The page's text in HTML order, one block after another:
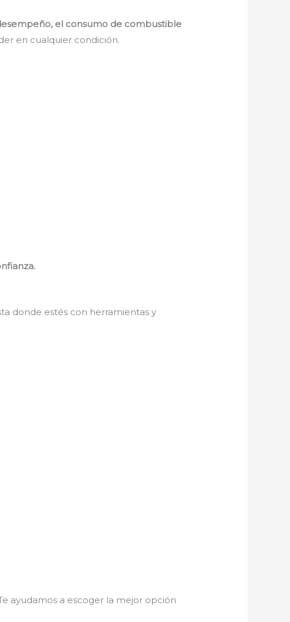
el consumo de combustible
en cualquier condición.
donde estés con herramientas y
ayudamos a escoger la mejor opción